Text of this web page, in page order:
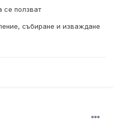
се ползват
събиране и изваждане